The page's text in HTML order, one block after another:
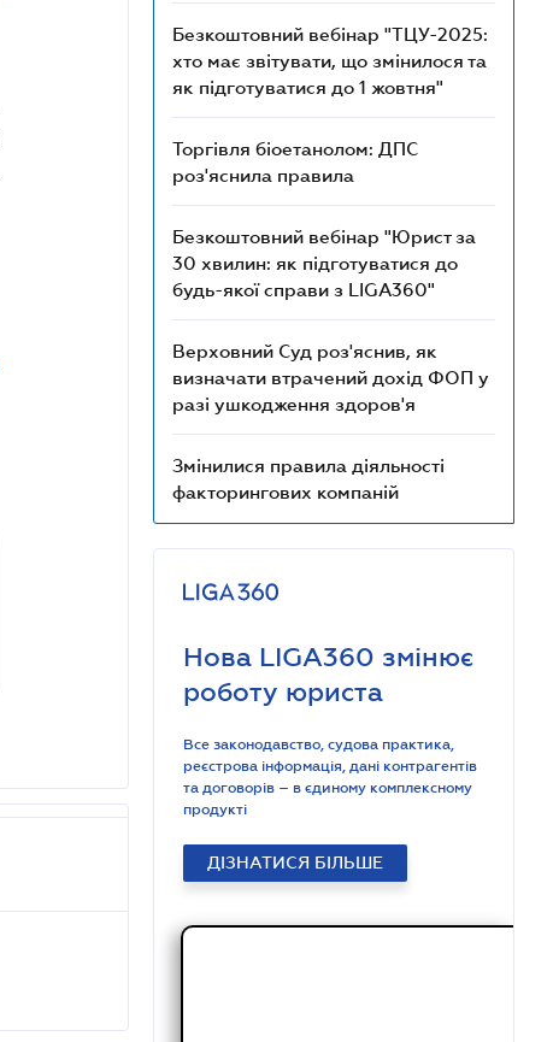
Безкоштовний вебінар "ТЦУ-2025:
хто має звітувати, що змінилося та
як підготуватися до 1 жовтня"
Торгівля біоетанолом: ДПС
роз'яснила правила
Безкоштовний вебінар "Юрист за
30 хвилин: як підготуватися до
будь-якої справи з LIGA360"
Верховний Суд роз'яснив, як
визначати втрачений дохід ФОП у
разі ушкодження здоров'я
Змінилися правила діяльності
факторингових компаній
Нова LIGA360 змінює
роботу юриста
Все законодавство, судова практика,
реєстрова інформація, дані контрагентів
та договорів – в єдиному комплексному
продукті
ДІЗНАТИСЯ БІЛЬШЕ